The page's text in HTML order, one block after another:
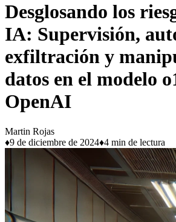
Desglosando los
IA: Supervisión,
exfiltración y
datos en el modelo
OpenAI
Martin Rojas
♦9 de diciembre de 2024♦4 min de lectura